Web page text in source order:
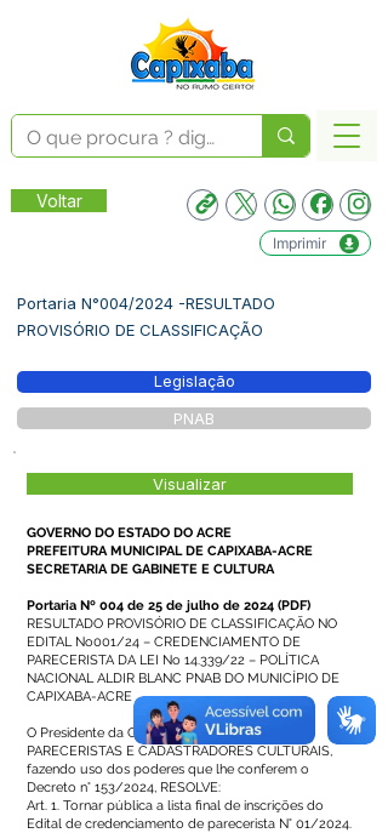
Voltar
Imprimir
Portaria N°004/2024 -RESULTADO
PROVISÓRIO DE CLASSIFICAÇÃO
Legislação
PNAB
Visualizar
GOVERNO DO ESTADO DO ACRE
PREFEITURA MUNICIPAL DE CAPIXABA-ACRE
SECRETARIA DE GABINETE E CULTURA
Portaria Nº 004 de 25 de julho de 2024 (PDF)
RESULTADO PROVISÓRIO DE CLASSIFICAÇÃO NO
EDITAL No001/24 – CREDENCIAMENTO DE
PARECERISTA DA LEI No 14.339/22 – POLÍTICA
NACIONAL ALDIR BLANC PNAB DO MUNICÍPIO DE
CAPIXABA-ACRE
O Presidente da COMISSÃO DE AVALIAÇÃO DE
PARECERISTAS E CADASTRADORES CULTURAIS,
fazendo uso dos poderes que lhe conferem o
Decreto n° 153/2024, RESOLVE:
Art. 1. Tornar pública a lista final de inscrições do
Edital de credenciamento de parecerista N° 01/2024.